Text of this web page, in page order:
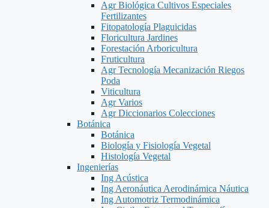
Agr Biológica Cultivos Especiales
Fertilizantes
Fitopatología Plaguicidas
Floricultura Jardines
Forestación Arboricultura
Fruticultura
Agr Tecnología Mecanización Riegos
Poda
Viticultura
Agr Varios
Agr Diccionarios Colecciones
Botánica
Botánica
Biología y Fisiología Vegetal
Histología Vegetal
Ingenierías
Ing Acústica
Ing Aeronáutica Aerodinámica Náutica
Ing Automotriz Termodinámica